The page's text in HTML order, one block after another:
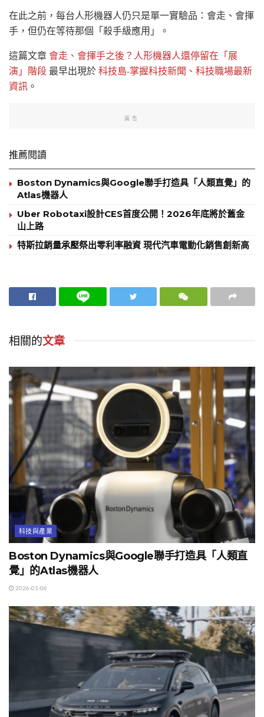
在此之前，每台人形機器人仍只是單一實驗品：會走、會揮
手，但仍在等待那個「殺手級應用」。
這篇文章會走、會揮手之後？人形機器人還停留在「展
演」階段 最早出現於科技島-掌握科技新聞、科技職場最新
資訊 。
廣告
推薦閱讀
Boston Dynamics與Google聯手打造具「人類直覺」的
Atlas機器人
Uber Robotaxi設計CES首度公開！2026年底將於舊金
山上路
特斯拉銷量承壓祭出零利率融資 現代汽車電動化銷售創新高
相關的文章
科技與產業
Boston Dynamics與Google聯手打造具「人類直
覺」的Atlas機器人
2026-01-06